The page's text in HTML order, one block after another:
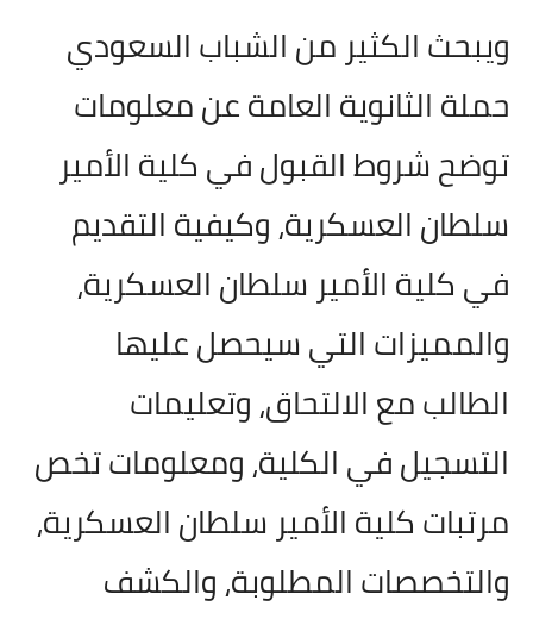
ويبحث الكثير من الشباب السعودي
حملة الثانوية العامة عن معلومات
توضح شروط القبول في كلية الأمير
سلطان العسكرية، وكيفية التقديم
في كلية الأمير سلطان العسكرية،
والمميزات التي سيحصل عليها
الطالب مع الالتحاق، وتعليمات
التسجيل في الكلية، ومعلومات تخص
مرتبات كلية الأمير سلطان العسكرية،
والتخصصات المطلوبة، والكشف